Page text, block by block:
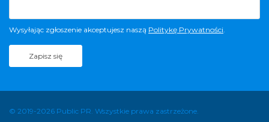
Wysyłając zgłoszenie akceptujesz naszą Politykę Prywatności.
© 2019-2026 Public PR. Wszystkie prawa zastrzeżone.